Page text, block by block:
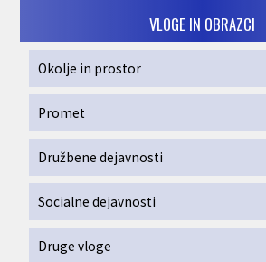
VLOGE IN OBRAZCI
Okolje in prostor
Promet
Družbene dejavnosti
Socialne dejavnosti
Druge vloge